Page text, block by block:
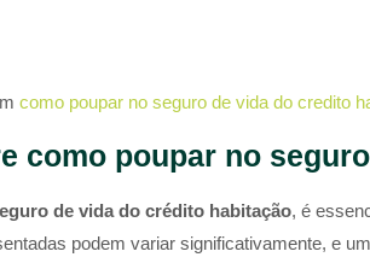
como poupar no seguro de vida do credito
como poupar no
de vida do crédito habitação, é
podem variar significativamente, e